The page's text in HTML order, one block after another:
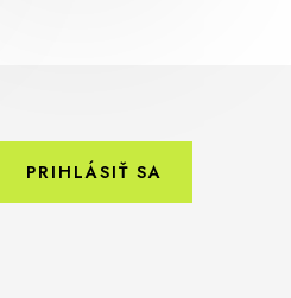
PRIHLÁSIŤ SA